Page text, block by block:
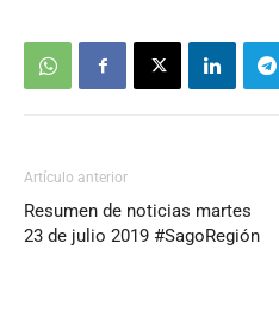
Artículo anterior
Resumen de noticias martes
23 de julio 2019 #SagoRegión